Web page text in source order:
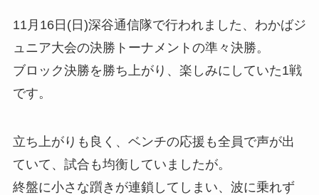
11月16日(日)深谷通信隊で行われました、わかばジ
ュニア大会の決勝トーナメントの準々決勝。
ブロック決勝を勝ち上がり、楽しみにしていた1戦
です。
立ち上がりも良く、ベンチの応援も全員で声が出
ていて、試合も均衡していましたが。
終盤に小さな躓きが連鎖してしまい、波に乗れず